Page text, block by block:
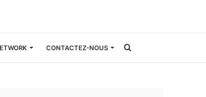
CONTACTEZ-NOUS Rechercher